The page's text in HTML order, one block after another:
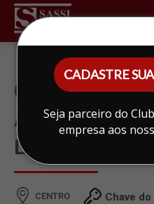
CADASTRE
Seja parceiro do
empresa aos
CONJUNTO
ALUGAR EM
LIMEIRA
CENTRO Chave do